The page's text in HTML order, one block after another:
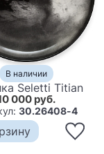
В наличии
Seletti Titian
000 руб.
30.26408-4